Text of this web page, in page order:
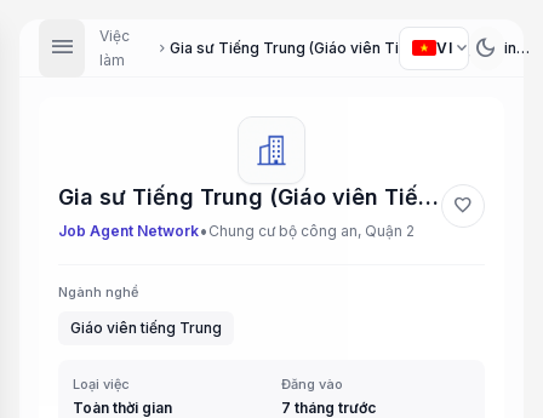
menu
Việc
làm
chevron_right Gia sư Tiếng Trung (Giáo viên Tiếng Trung) (Chinese Tutor (Chinese Teacher))
VI expand_more dark_mode
Gia sư Tiếng Trung (Giáo viên Tiếng Trung) (Chinese Tutor (Chinese Teacher))
Job Agent Network• Chung cư bộ công an, Quận 2
favorite
Ngành nghề
Giáo viên tiếng Trung
Loại việc
Toàn thời gian
Đăng vào
7 tháng trước